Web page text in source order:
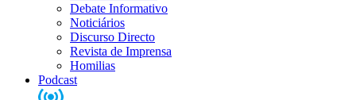
Debate Informativo
Noticiários
Discurso Directo
Revista de Imprensa
Homilias
Podcast